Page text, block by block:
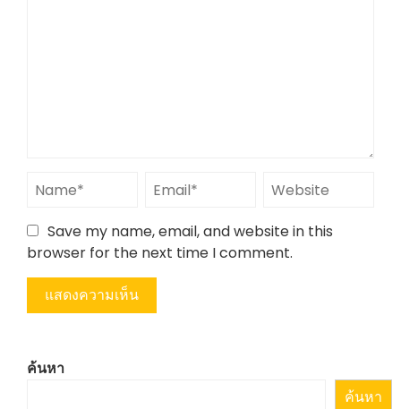
Save my name, email, and website in this
browser for the next time I comment.
ค้นหา
ค้นหา